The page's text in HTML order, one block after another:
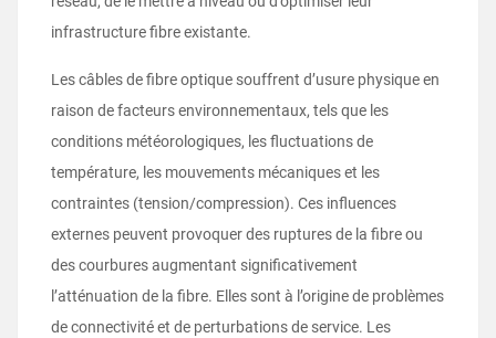
infrastructure fibre existante.
Les câbles de fibre optique souffrent d’usure physique en
raison de facteurs environnementaux, tels que les
conditions météorologiques, les fluctuations de
température, les mouvements mécaniques et les
contraintes (tension/compression). Ces influences
externes peuvent provoquer des ruptures de la fibre ou
des courbures augmentant significativement
l’atténuation de la fibre. Elles sont à l’origine de problèmes
de connectivité et de perturbations de service. Les